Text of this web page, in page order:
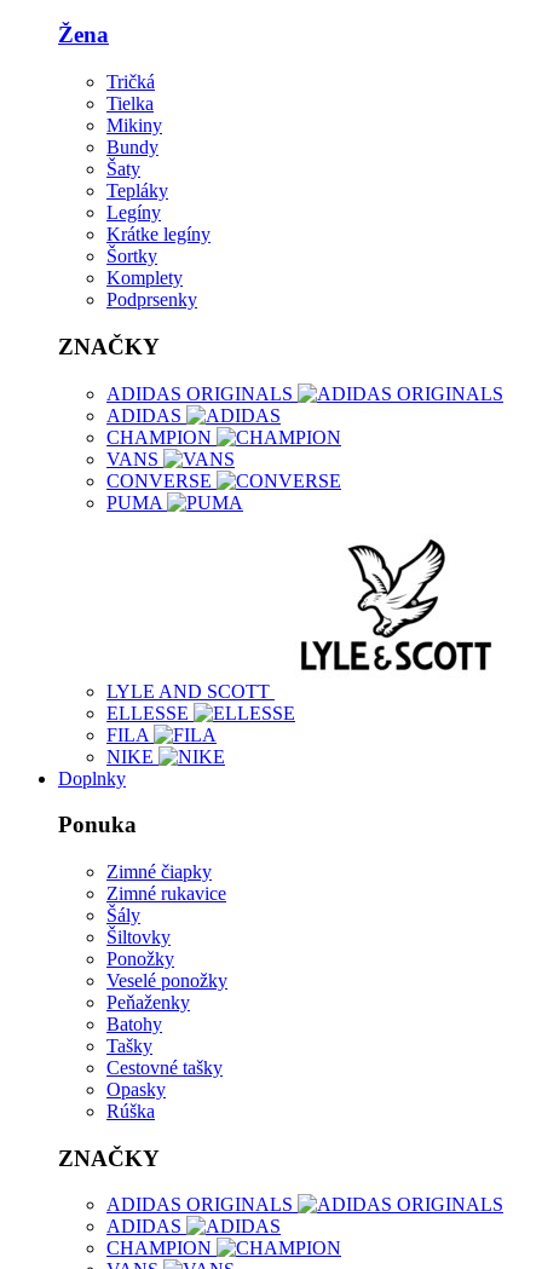
Žena
Tričká
Tielka
Mikiny
Bundy
Šaty
Tepláky
Legíny
Krátke legíny
Šortky
Komplety
Podprsenky
ZNAČKY
ADIDAS ORIGINALS
ADIDAS
CHAMPION
VANS
CONVERSE
PUMA
LYLE AND SCOTT
ELLESSE
FILA
NIKE
Doplnky
Ponuka
Zimné čiapky
Zimné rukavice
Šály
Šiltovky
Ponožky
Veselé ponožky
Peňaženky
Batohy
Tašky
Cestovné tašky
Opasky
Rúška
ZNAČKY
ADIDAS ORIGINALS
ADIDAS
CHAMPION